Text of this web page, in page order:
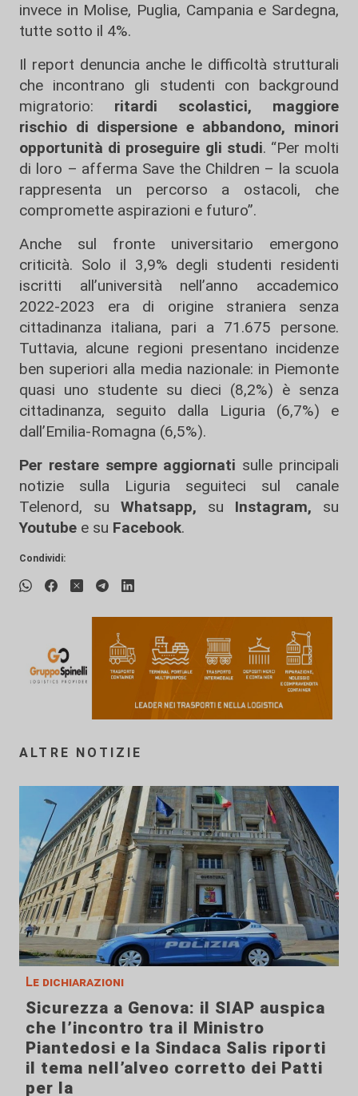
invece in Molise, Puglia, Campania e Sardegna,
tutte sotto il 4%.
Il report denuncia anche le difficoltà strutturali
che incontrano gli studenti con background
migratorio: ritardi scolastici, maggiore
rischio di dispersione e abbandono, minori
opportunità di proseguire gli studi. “Per molti
di loro – afferma Save the Children – la scuola
rappresenta un percorso a ostacoli, che
compromette aspirazioni e futuro”.
Anche sul fronte universitario emergono
criticità. Solo il 3,9% degli studenti residenti
iscritti all’università nell’anno accademico
2022-2023 era di origine straniera senza
cittadinanza italiana, pari a 71.675 persone.
Tuttavia, alcune regioni presentano incidenze
ben superiori alla media nazionale: in Piemonte
quasi uno studente su dieci (8,2%) è senza
cittadinanza, seguito dalla Liguria (6,7%) e
dall’Emilia-Romagna (6,5%).
Per restare sempre aggiornati sulle principali
notizie sulla Liguria seguiteci sul canale
Telenord, su
Whatsapp, su Instagram, su
Youtube e su Facebook.
Condividi:
ALTRE NOTIZIE
Le dichiarazioni
Sicurezza a Genova: il SIAP auspica
che l’incontro tra il Ministro
Piantedosi e la Sindaca Salis riporti
il tema nell’alveo corretto dei Patti
per la